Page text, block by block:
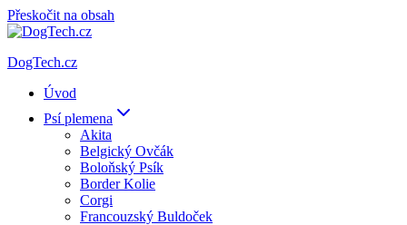
Přeskočit na obsah
DogTech.cz
Úvod
Psí plemena
Akita
Belgický Ovčák
Boloňský Psík
Border Kolie
Corgi
Francouzský Buldoček